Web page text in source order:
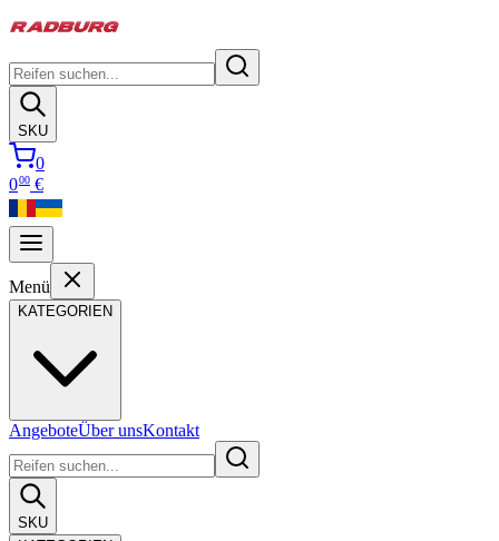
SKU
0
000 €
Menü
KATEGORIEN
AngeboteÜber unsKontakt
SKU